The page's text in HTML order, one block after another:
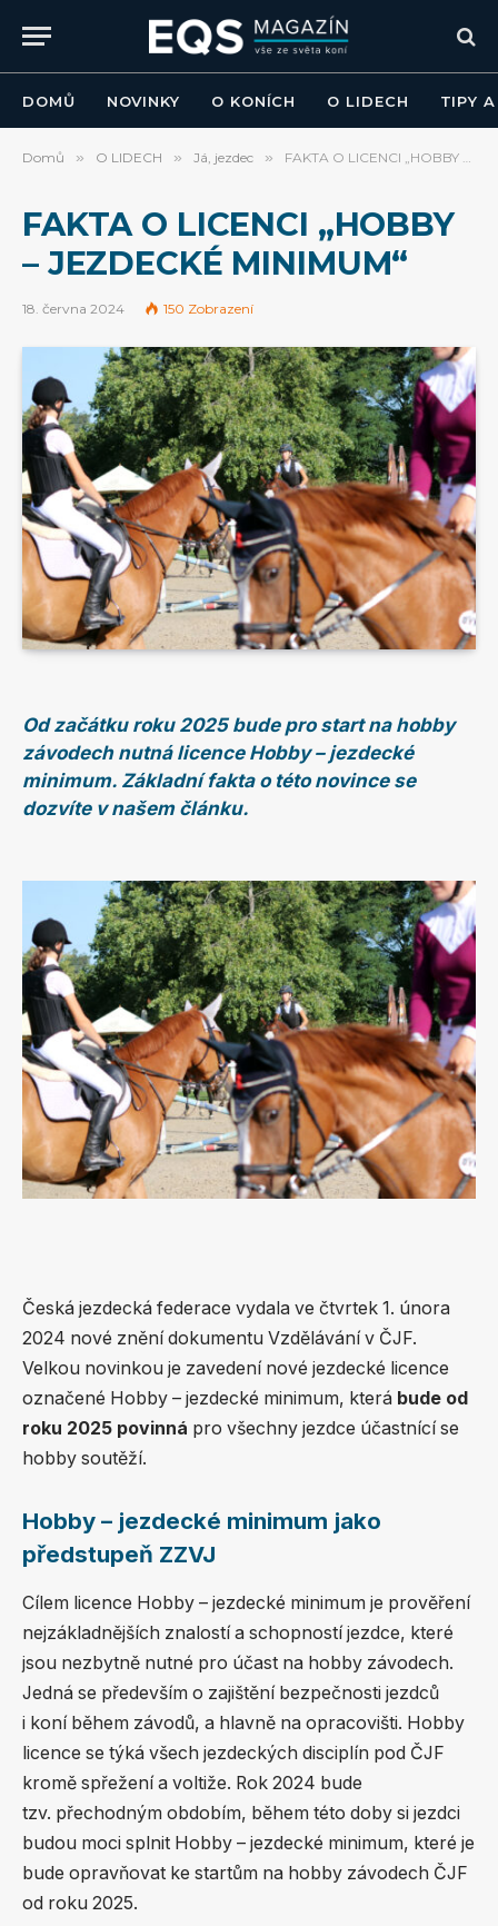
DOMŮ NOVINKY O KONÍCH O LIDECH TIPY A
Domů » O LIDECH » Já, jezdec » FAKTA O LICENCI „HOBBY – JEZDECKÉ MINIMUM“
FAKTA O LICENCI „HOBBY
– JEZDECKÉ MINIMUM“
18. června 2024 150 Zobrazení
Od začátku roku 2025 bude pro start na hobby
závodech nutná licence Hobby – jezdecké
minimum. Základní fakta o této novince se
dozvíte v našem článku.
Česká jezdecká federace vydala ve čtvrtek 1. února
2024 nové znění dokumentu Vzdělávání v ČJF.
Velkou novinkou je zavedení nové jezdecké licence
označené Hobby – jezdecké minimum, která bude od
roku 2025 povinná pro všechny jezdce účastnící se
hobby soutěží.
Hobby – jezdecké minimum jako
předstupeň ZZVJ
Cílem licence Hobby – jezdecké minimum je prověření
nejzákladnějších znalostí a schopností jezdce, které
jsou nezbytně nutné pro účast na hobby závodech.
Jedná se především o zajištění bezpečnosti jezdců
i koní během závodů, a hlavně na opracovišti. Hobby
licence se týká všech jezdeckých disciplín pod ČJF
kromě spřežení a voltiže. Rok 2024 bude
tzv. přechodným obdobím, během této doby si jezdci
budou moci splnit Hobby – jezdecké minimum, které je
bude opravňovat ke startům na hobby závodech ČJF
od roku 2025.